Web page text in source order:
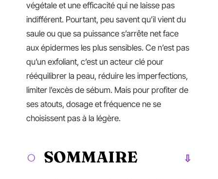
végétale et une efficacité qui ne laisse pas
indifférent. Pourtant, peu savent qu’il vient du
saule ou que sa puissance s’arrête net face
aux épidermes les plus sensibles. Ce n’est pas
qu’un exfoliant, c’est un acteur clé pour
rééquilibrer la peau, réduire les imperfections,
limiter l’excès de sébum. Mais pour profiter de
ses atouts, dosage et fréquence ne se
choisissent pas à la légère.
SOMMAIRE